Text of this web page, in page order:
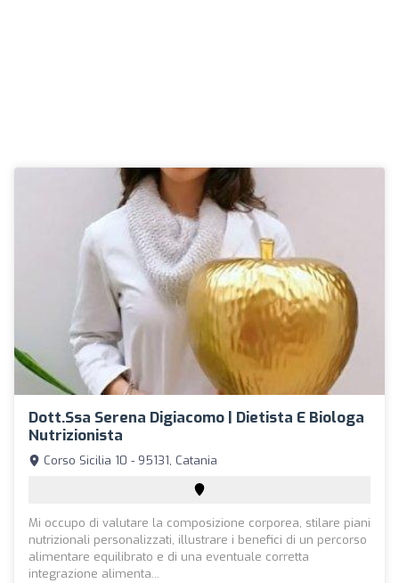
Dott.ssa Serena Digiacomo | Dietista E Biologa
Nutrizionista
Corso Sicilia 10 - 95131, Catania
Mi occupo di valutare la composizione corporea, stilare piani
nutrizionali personalizzati, illustrare i benefici di un percorso
alimentare equilibrato e di una eventuale corretta
integrazione alimenta...